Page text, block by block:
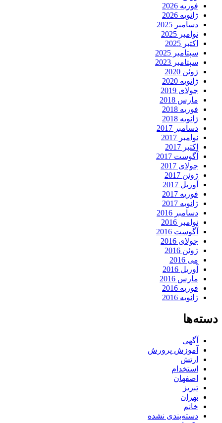
فوریه 2026
ژانویه 2026
دسامبر 2025
نوامبر 2025
اکتبر 2025
سپتامبر 2025
سپتامبر 2023
ژوئن 2020
ژانویه 2020
جولای 2019
مارس 2018
فوریه 2018
ژانویه 2018
دسامبر 2017
نوامبر 2017
اکتبر 2017
آگوست 2017
جولای 2017
ژوئن 2017
آوریل 2017
فوریه 2017
ژانویه 2017
دسامبر 2016
نوامبر 2016
آگوست 2016
جولای 2016
ژوئن 2016
می 2016
آوریل 2016
مارس 2016
فوریه 2016
ژانویه 2016
دسته‌ها
آگهی
آموزش پرورش
ارتش
استخدام
اصفهان
تبریز
تهران
خانم
دسته‌بندی نشده